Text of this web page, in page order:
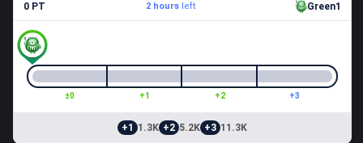
0 PT 2 hoursleft Green1
±0 +1 +2 +3
+1 1.3K +2 5.2K +3 11.3K